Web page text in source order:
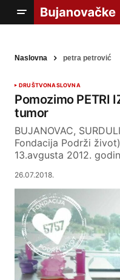
Naslovna petra petrović
DRUŠTVONASLOVNA
Pomozimo PETRI
tumor
BUJANOVAC,
Fondacija Podrži
13.avgusta 2012.
26.07.2018.